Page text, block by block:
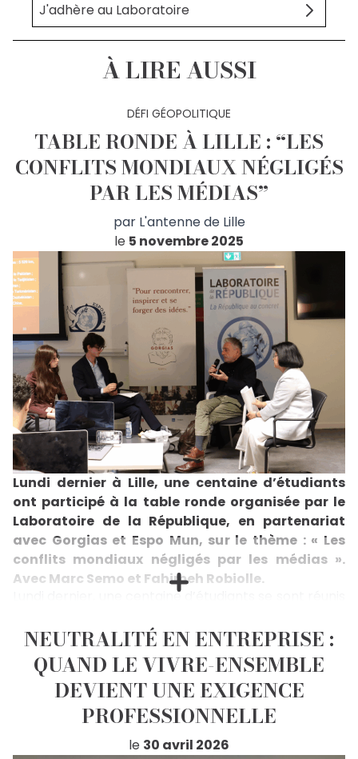
J'adhère au Laboratoire
À LIRE AUSSI
DÉFI GÉOPOLITIQUE
TABLE RONDE À LILLE : “LES
CONFLITS MONDIAUX NÉGLIGÉS
PAR LES MÉDIAS”
par L'antenne de Lille
le 5 novembre 2025
Lundi dernier à Lille, une centaine d’étudiants
ont participé à la table ronde organisée par le
Laboratoire de la République, en partenariat
avec Gorgias et Espo Mun, sur le thème : « Les
conflits mondiaux négligés par les médias ».
Avec Marc Semo et Fahimeh Robiolle.
Lundi dernier, une centaine d’étudiants se sont réunis
Laboratoire de la République, en partenariat avec
Gorgias et Espo Mun.Une rencontre stimulante
intellectuellement et culturellement, pour
comprendre pourquoi certains conflits occupent les
unes des journaux quand d’autres disparaissent dans
le silence médiatiqueDeux voix pour éclairer ces
angles morts de l’information :- Marc Semo,
(Libération, Le Monde, France Culture).- Fahimeh
NEUTRALITÉ EN ENTREPRISE :
QUAND LE VIVRE-ENSEMBLE
DEVIENT UNE EXIGENCE
PROFESSIONNELLE
le 30 avril 2026